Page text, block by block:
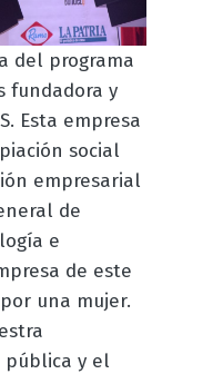
del programa
fundadora y
Esta empresa
social
empresarial
de
e
de este
una mujer.
pública y el